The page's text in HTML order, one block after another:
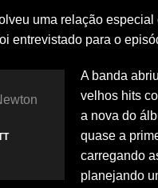
uma relação
entrevistado para o
A banda
velhos hits
a nova do
quase a
carregando
planejando